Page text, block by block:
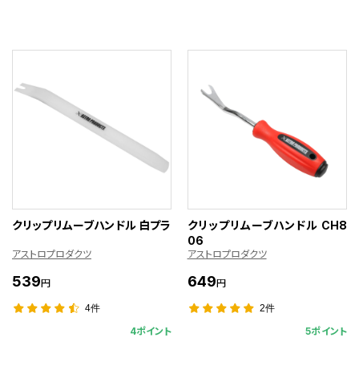
クリップリムーブハンドル 白プラ
アストロプロダクツ
539円
4件
4ポイント
クリップリムーブハンドル CH8
06
アストロプロダクツ
649円
2件
5ポイント